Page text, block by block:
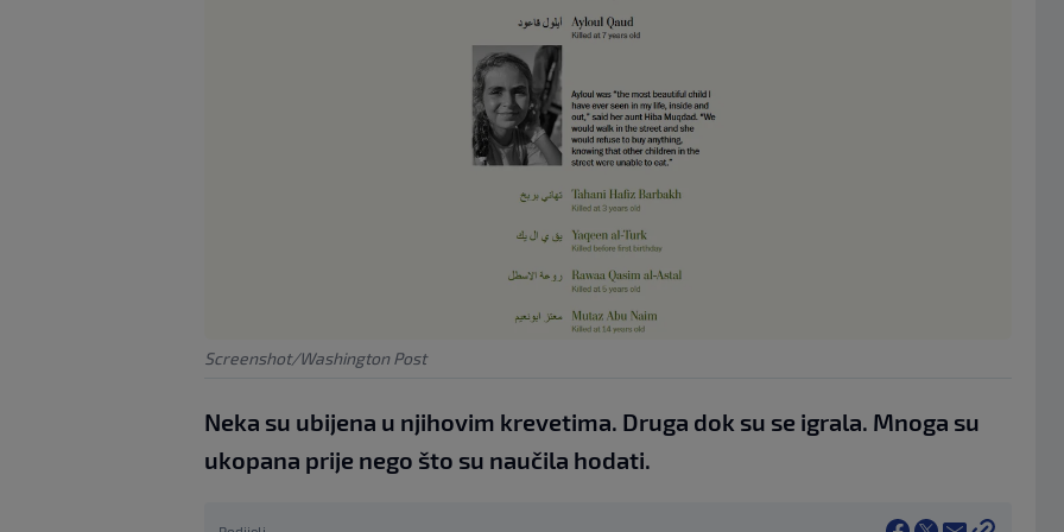
Screenshot/Washington Post
Neka su ubijena u njihovim krevetima. Druga dok su se igrala. Mnoga su
ukopana prije nego što su naučila hodati.